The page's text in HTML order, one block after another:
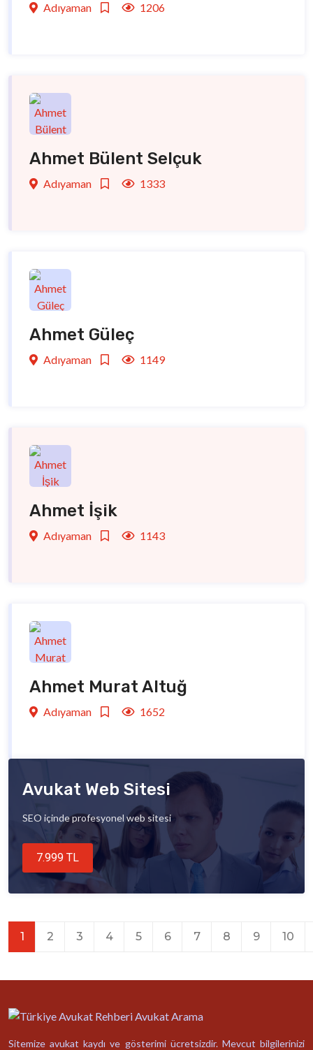
Adıyaman 1206
Ahmet Bülent Selçuk
Adıyaman 1333
Ahmet Güleç
Adıyaman 1149
Ahmet İşik
Adıyaman 1143
Ahmet Murat Altuğ
Adıyaman 1652
Avukat Web Sitesi
SEO içinde profesyonel web sitesi
7.999 TL
1 2 3 4 5 6 7 8 9 10
Sitemize avukat kaydı ve gösterimi ücretsizdir. Mevcut bilgilerinizi